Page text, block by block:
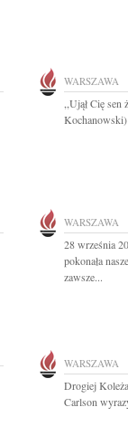
WARSZAWA
,,Ujął Cię
Kochanowski)
WARSZAWA
28 września
pokonała
zawsze...
WARSZAWA
Drogiej
Carlson